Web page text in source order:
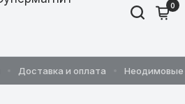
0
Доставка и оплата